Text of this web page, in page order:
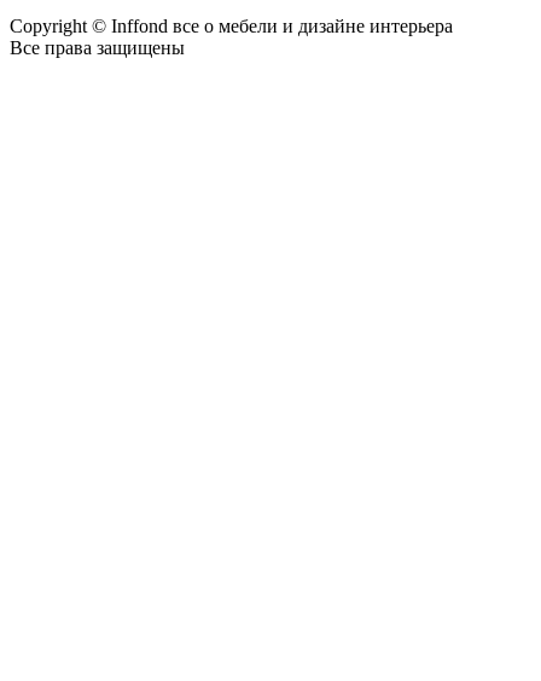
Copyright © Inffond все о мебели и дизайне интерьера
Все права защищены